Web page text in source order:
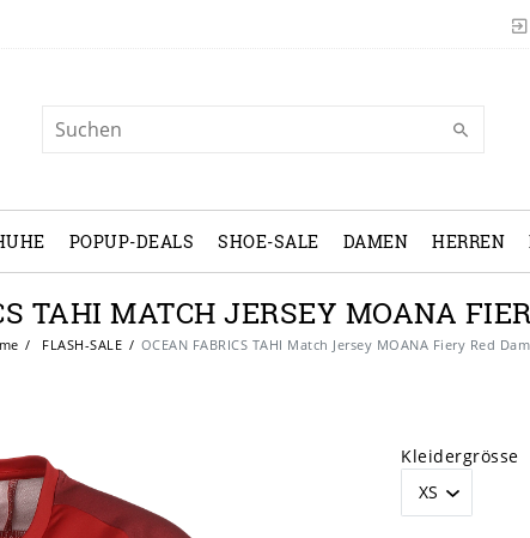
POPUP-DEALS SHOE-SALE DAMEN HERREN
TAHI MATCH JERSEY MOANA
FLASH-SALE OCEAN FABRICS TAHI Match Jersey MOANA Fiery Red
Kleidergrösse